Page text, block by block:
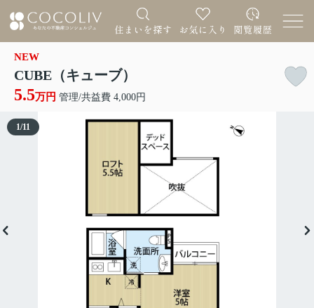
NEW
CUBE（キューブ）
5.5万円 管理/共益費 4,000円
1/11